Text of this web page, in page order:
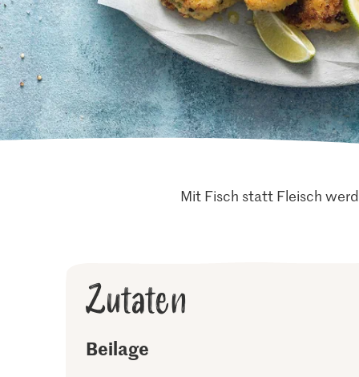
Mit Fisch statt Fleisch
Zutaten
Beilage